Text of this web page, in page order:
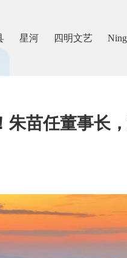
星河 四明文艺
朱苗任董事长